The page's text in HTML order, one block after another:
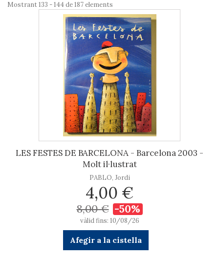
Mostrant 133 - 144 de 187 elements
LES FESTES DE BARCELONA - Barcelona 2003 -
Molt il·lustrat
PABLO, Jordi
4,00 €
8,00 € -50%
vàlid fins: 10/08/26
Afegir a la cistella